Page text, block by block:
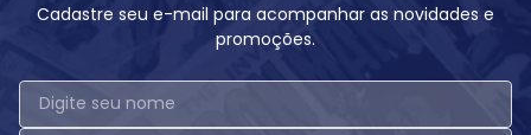
Cadastre seu e-mail para acompanhar as novidades e
promoções.